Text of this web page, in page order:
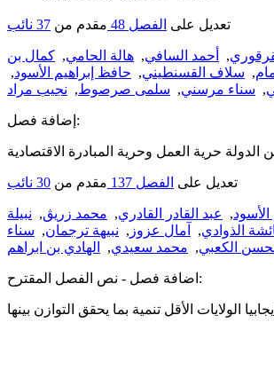
تعديل على الفصل 48 مقدم من 37 نائب
, أحمد السافي, هالة الحامي, كمال بن
, سلاف القسنطيني, حافظ إبراهيم الأسود,
, سناء مرسني, سلمى صرصوط, نجيب مراد
إضافة فصل:
تعديل على الفصل 137 مقدم من 30 نائب
, عبد القادر القادري, محمد زريڨ, نبيلة
الذوادي, آمال عزوز , نبيهة ترجمان, سناء
الكعبي, محمد سعيدي, الهادي بن ابراهم
اضافة فصل - نص الفصل المقترح: